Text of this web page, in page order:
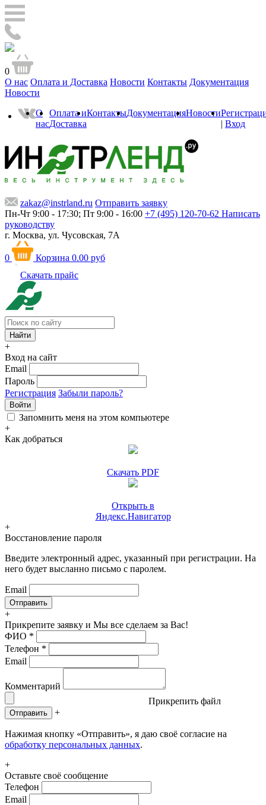
0
О нас Оплата и Доставка Новости Контакты Документация
Новости
О
нас
Оплата и
Доставка
КонтактыДокументацияНовости
| Вход
zakaz@instrland.ru Отправить заявку
Пн-Чт 9:00 - 17:30; Пт 9:00 - 16:00 +7 (495) 120-70-62 Написать
руководству
г. Москва, ул. Чусовская, 7А
0 Корзина 0.00 руб
Скачать прайс
+
Вход на сайт
Email
Пароль
Регистрация Забыли пароль?
Войти
Запомнить меня на этом компьютере
+
Как добраться
Скачать PDF
Открыть в
Яндекс.Навигатор
+
Восстановление пароля
Введите электронный адрес, указанный при регистрации. На
него будет высланно письмо с паролем.
Email
+
Прикрепите заявку и Мы все сделаем за Вас!
ФИО *
Телефон *
Email
Комментарий
Прикрепить файл
Отправить +
Нажимая кнопку «Отправить», я даю своё согласие на
обработку персональных данных.
+
Оставьте своё сообщение
Телефон
Email